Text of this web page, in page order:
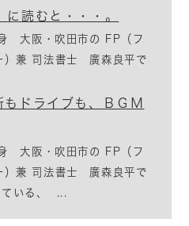
読むと・・・。
大阪・吹田市の FP（フ
）兼 司法書士 廣森良平で
ドライブも、ＢＧＭ
大阪・吹田市の FP（フ
）兼 司法書士 廣森良平で
いる、 ...